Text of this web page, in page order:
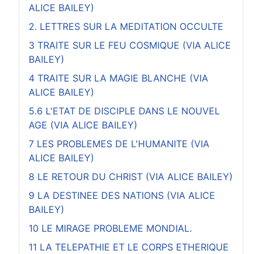
ALICE BAILEY)
2. LETTRES SUR LA MEDITATION OCCULTE
3 TRAITE SUR LE FEU COSMIQUE (VIA ALICE
BAILEY)
4 TRAITE SUR LA MAGIE BLANCHE (VIA
ALICE BAILEY)
5.6 L'ETAT DE DISCIPLE DANS LE NOUVEL
AGE (VIA ALICE BAILEY)
7 LES PROBLEMES DE L'HUMANITE (VIA
ALICE BAILEY)
8 LE RETOUR DU CHRIST (VIA ALICE BAILEY)
9 LA DESTINEE DES NATIONS (VIA ALICE
BAILEY)
10 LE MIRAGE PROBLEME MONDIAL.
11 LA TELEPATHIE ET LE CORPS ETHERIQUE